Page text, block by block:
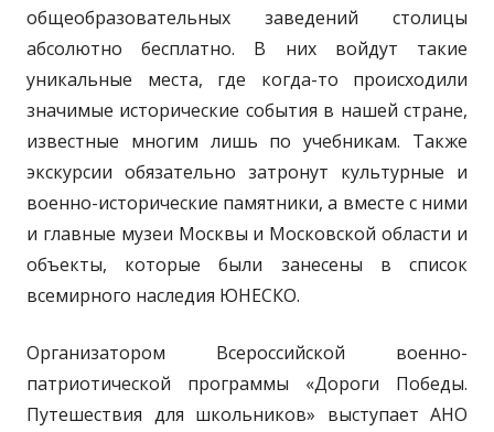
общеобразовательных заведений столицы
абсолютно бесплатно. В них войдут такие
уникальные места, где когда-то происходили
значимые исторические события в нашей стране,
известные многим лишь по учебникам. Также
экскурсии обязательно затронут культурные и
военно-исторические памятники, а вместе с ними
и главные музеи Москвы и Московской области и
объекты, которые были занесены в список
всемирного наследия ЮНЕСКО.
Организатором Всероссийской военно-
патриотической программы «Дороги Победы.
Путешествия для школьников» выступает АНО